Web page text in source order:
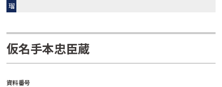
瑠
璃
仮名手本忠臣蔵
資料番号